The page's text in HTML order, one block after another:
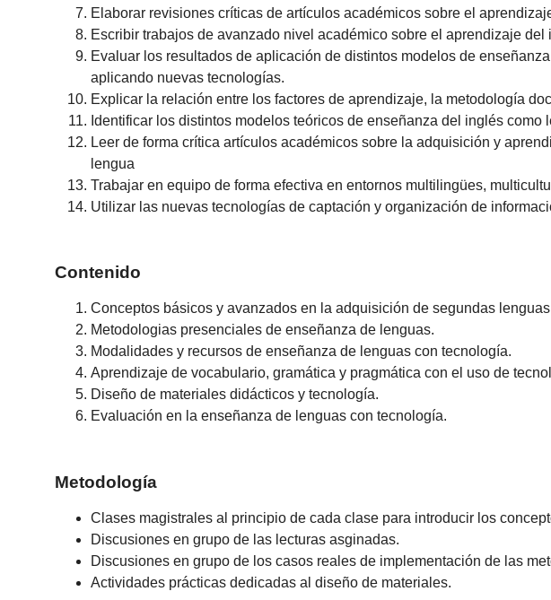
Elaborar revisiones críticas de artículos académicos sobre el
Escribir trabajos de avanzado nivel académico sobre el aprendizaje
Evaluar los resultados de aplicación de distintos modelos de
aplicando nuevas tecnologías.
Explicar la relación entre los factores de aprendizaje, la metodología
Identificar los distintos modelos teóricos de enseñanza del inglés
Leer de forma crítica artículos académicos sobre la adquisición y
lengua
Trabajar en equipo de forma efectiva en entornos multilingües,
Utilizar las nuevas tecnologías de captación y organización de
Contenido
Conceptos básicos y avanzados en la adquisición de segundas
Metodologias presenciales de enseñanza de lenguas.
Modalidades y recursos de enseñanza de lenguas con tecnología.
Aprendizaje de vocabulario, gramática y pragmática con el uso de
Diseño de materiales didácticos y tecnología.
Evaluación en la enseñanza de lenguas con tecnología.
Metodología
Clases magistrales al principio de cada clase para introducir los
Discusiones en grupo de las lecturas asginadas.
Discusiones en grupo de los casos reales de implementación de las
Actividades prácticas dedicadas al diseño de materiales.